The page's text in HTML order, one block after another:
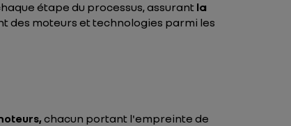
étape du processus, assurant la
des moteurs et technologies parmi les
chacun portant l'empreinte de